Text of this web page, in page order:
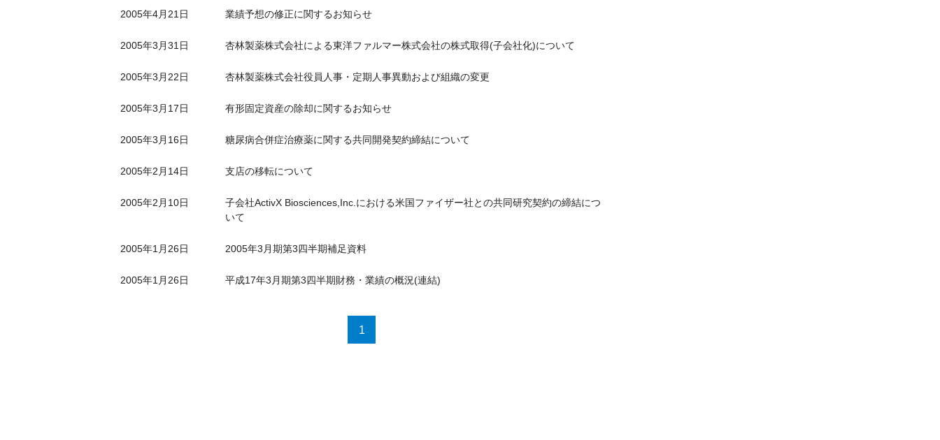
2005年4月21日 業績予想の修正に関するお知らせ
2005年3月31日 杏林製薬株式会社による東洋ファルマー株式会社の株式取得(子会社化)について
2005年3月22日 杏林製薬株式会社役員人事・定期人事異動および組織の変更
2005年3月17日 有形固定資産の除却に関するお知らせ
2005年3月16日 糖尿病合併症治療薬に関する共同開発契約締結について
2005年2月14日 支店の移転について
2005年2月10日
子会社ActivX Biosciences,Inc.における米国ファイザー社との共同研究契約の締結につ
いて
2005年1月26日 2005年3月期第3四半期補足資料
2005年1月26日 平成17年3月期第3四半期財務・業績の概況(連結)
1